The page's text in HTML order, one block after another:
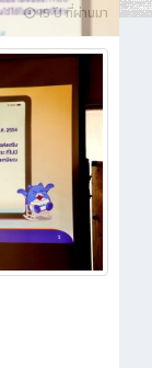
15 ปี ที่ผ่านมา